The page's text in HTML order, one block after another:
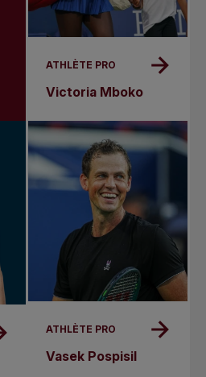
ATHLÈTE PRO
Victoria Mboko
ATHLÈTE PRO
Vasek Pospisil